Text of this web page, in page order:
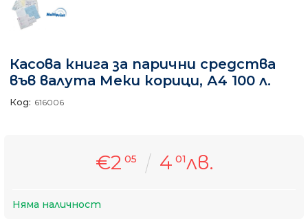
Касова книга за парични средства
във валута Меки корици, А4 100 л.
Код: 616006
€2 05 4 01лв.
Няма наличност